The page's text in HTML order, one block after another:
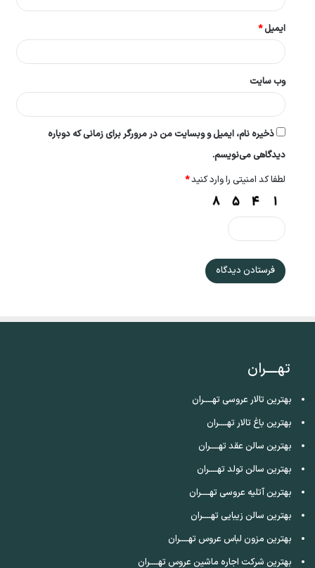
ایمیل*
وب‌ سایت
ذخیره نام، ایمیل و وبسایت من در مرورگر برای زمانی که دوباره
دیدگاهی می‌نویسم.
لطفا کد امنیتی را وارد کنید*
تهــــران
بهترین تالار عروسی تهــــران
بهترین باغ تالار تهــــران
بهترین سالن عقد تهــــران
بهترین سالن تولد تهــــران
بهترین آتلیه عروسی تهــــران
بهترین سالن زیبایی تهــــران
بهترین مزون لباس عروس تهــــران
بهترین شرکت اجاره ماشین عروس تهــــران